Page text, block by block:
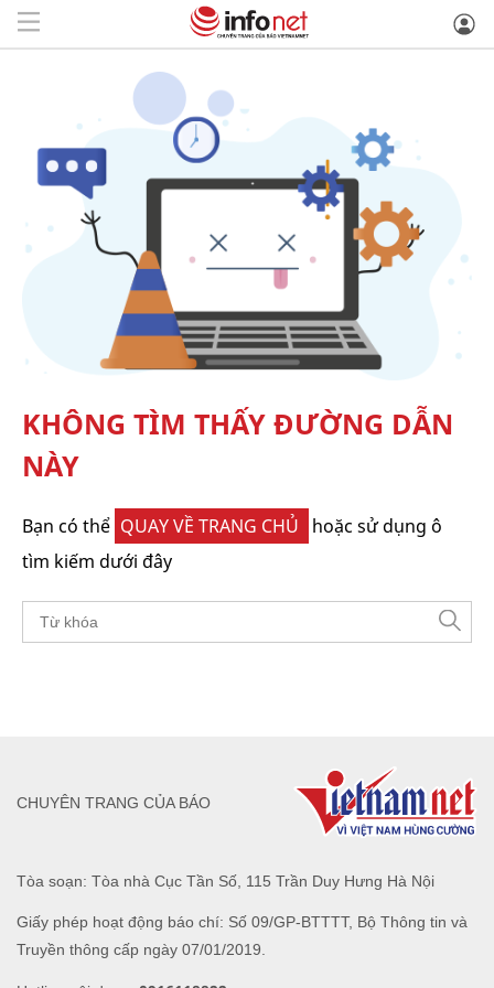
KHÔNG TÌM THẤY ĐƯỜNG DẪN
NÀY
Bạn có thể QUAY VỀ TRANG CHỦ
hoặc sử dụng ô
tìm kiếm dưới đây
Tòa soạn: Tòa nhà Cục Tần Số, 115 Trần Duy Hưng Hà Nội
Giấy phép hoạt động báo chí: Số 09/GP-BTTTT, Bộ Thông tin và
Truyền thông cấp ngày 07/01/2019.
CHUYÊN TRANG CỦA BÁO